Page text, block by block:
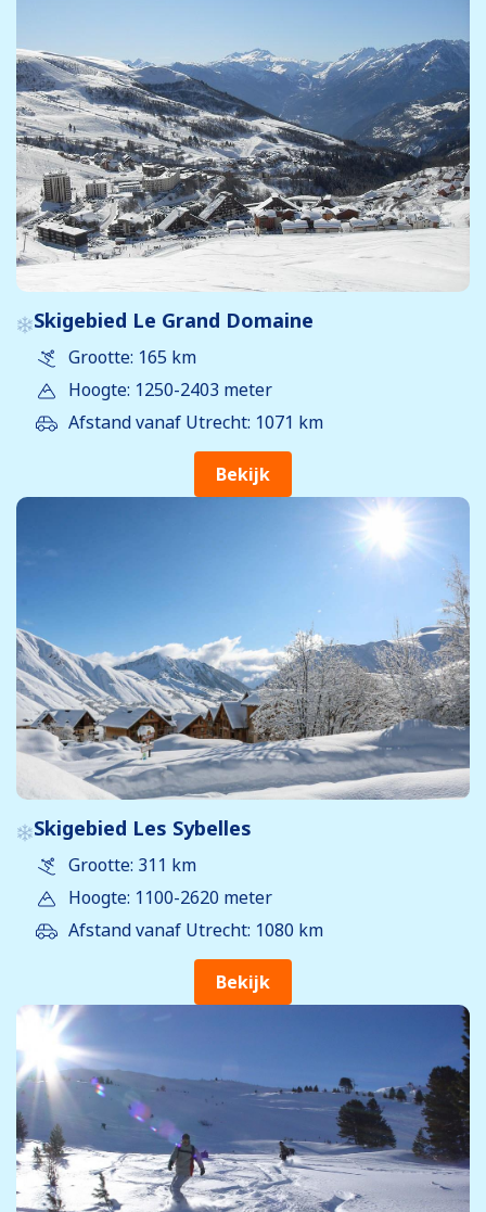
Skigebied Le Grand Domaine
Grootte: 165 km
Hoogte: 1250-2403 meter
Afstand vanaf Utrecht: 1071 km
Bekijk
Skigebied Les Sybelles
Grootte: 311 km
Hoogte: 1100-2620 meter
Afstand vanaf Utrecht: 1080 km
Bekijk